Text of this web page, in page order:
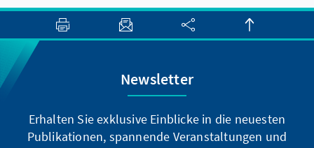
Newsletter
Erhalten Sie exklusive Einblicke in die neuesten
Publikationen, spannende Veranstaltungen und